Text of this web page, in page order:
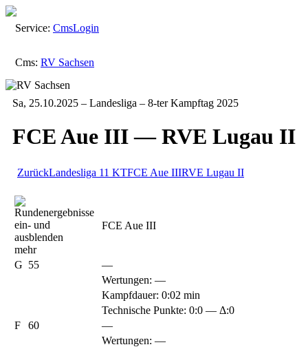
Cms: RV Sachsen
Service: CmsLogin
Sa, 25.10.2025 – Landesliga – 8-ter Kampftag 2025
FCE Aue III — RVE Lugau II
ZurückLandesliga 11 KTFCE Aue IIIRVE Lugau II
mehr
FCE Aue III
G 55
—
Wertungen: —
Kampfdauer: 0:02 min
Technische Punkte: 0:0 — Δ:0
F
60
—
Wertungen: —